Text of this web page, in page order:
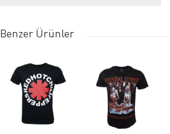
Benzer Ürünler